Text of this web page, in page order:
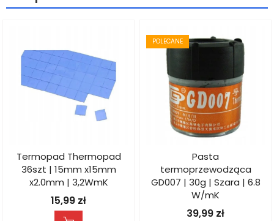
Termopad Thermopad
36szt | 15mm x15mm
x2.0mm | 3,2WmK
15,99 zł
POLECANE
Pasta
termoprzewodząca
GD007 | 30g | Szara | 6.8
W/mK
39,99 zł